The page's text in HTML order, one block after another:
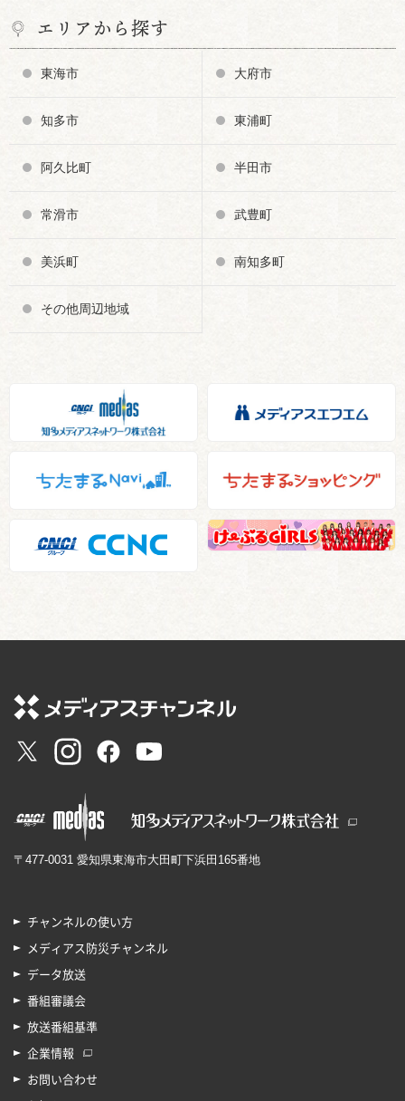
エリアから探す
東海市 大府市
知多市 東浦町
阿久比町 半田市
常滑市 武豊町
美浜町 南知多町
その他周辺地域
〒477-0031 愛知県東海市大田町下浜田165番地
チャンネルの使い方
メディアス防災チャンネル
データ放送
番組審議会
放送番組基準
企業情報
お問い合わせ